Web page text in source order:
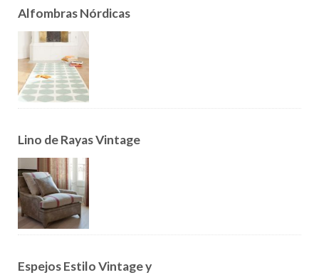
Alfombras Nórdicas
Lino de Rayas Vintage
Espejos Estilo Vintage y